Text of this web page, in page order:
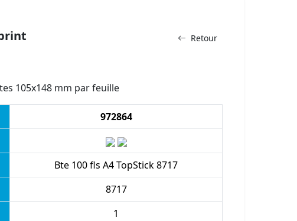
Retour
105x148 mm par feuille
972864
Bte 100 fls A4 TopStick 8717
8717
1